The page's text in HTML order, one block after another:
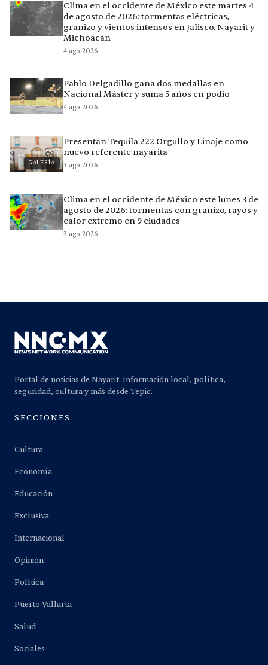
Clima en el occidente de México este martes 4
de agosto de 2026: tormentas eléctricas,
granizo y vientos intensos en Jalisco, Nayarit y
Michoacán
4 ago 2026
Pablo Delgadillo gana dos medallas en
Nacional Máster y suma 5 años en podio
4 ago 2026
GALERÍA
Presentan Tequila 222 Orgullo y Linaje como
nuevo referente nayarita
3 ago 2026
Clima en el occidente de México este lunes 3 de
agosto de 2026: tormentas con granizo, rayos y
calor extremo en 9 ciudades
3 ago 2026
Portal de noticias de Nayarit. Información local, política,
seguridad, cultura y más desde Tepic.
SECCIONES
Cultura
Economía
Educación
Exclusiva
Internacional
Opinión
Política
Puerto Vallarta
Salud
Sociales